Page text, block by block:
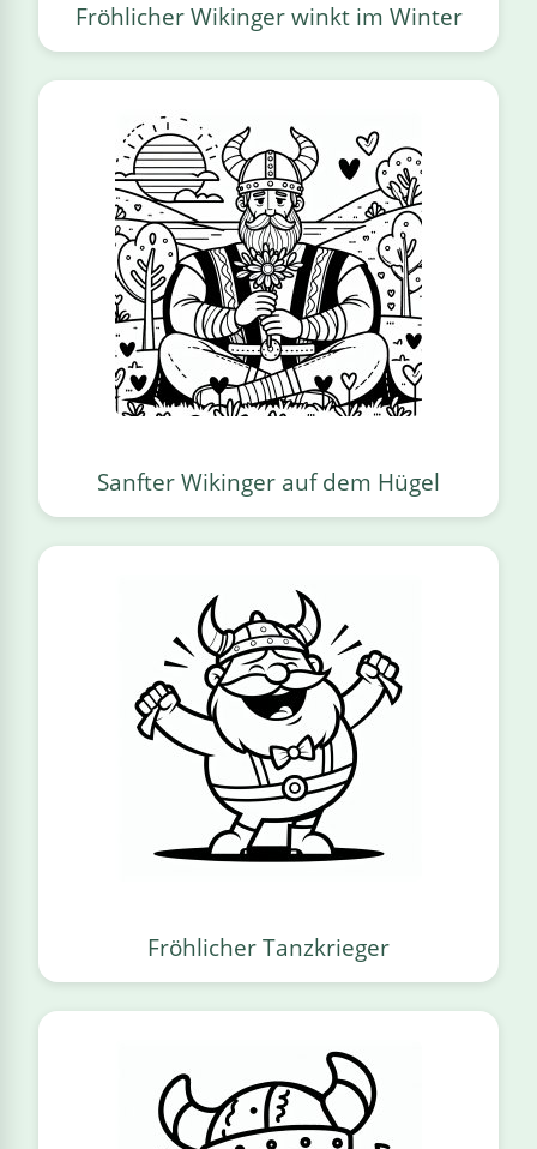
Fröhlicher Wikinger winkt im Winter
Sanfter Wikinger auf dem Hügel
Fröhlicher Tanzkrieger